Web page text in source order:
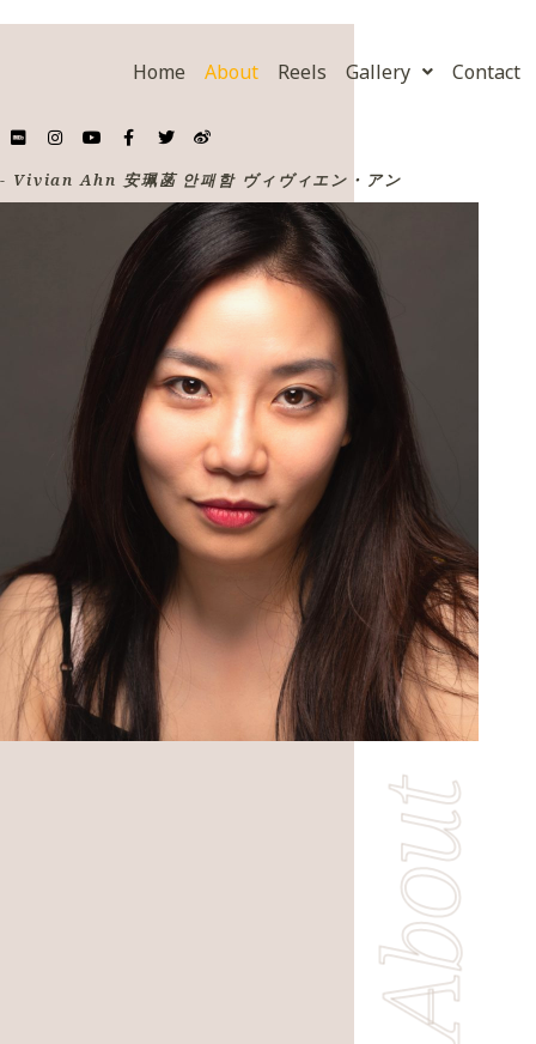
Home About Reels Gallery Contact
About
- Vivian Ahn 安珮菡 안패함 ヴィヴィエン・アン